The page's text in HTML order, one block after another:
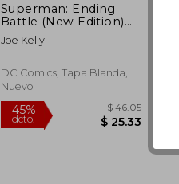
Superman: Ending
Battle (New Edition)
(en Inglés)
Joe Kelly
DC Comics, Tapa Blanda,
Nuevo